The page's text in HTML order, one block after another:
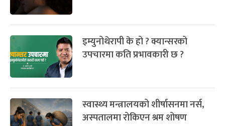
इम्युनोथेरापी के हो ? क्यान्सरको
उपचारमा कति प्रभावकारी छ ?
स्वास्थ्य मन्त्रालयको शीर्षासनमा नर्स,
अस्पतालमा रोकिएन श्रम शोषण